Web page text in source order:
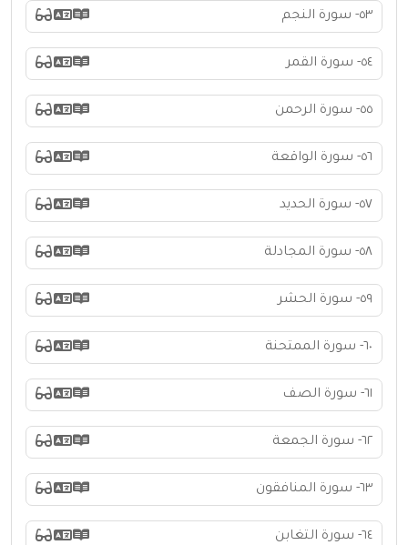
٥٣- سورة النجم
٥٤- سورة القمر
٥٥- سورة الرحمن
٥٦- سورة الواقعة
٥٧- سورة الحديد
٥٨- سورة المجادلة
٥٩- سورة الحشر
٦٠- سورة الممتحنة
٦١- سورة الصف
٦٢- سورة الجمعة
٦٣- سورة المنافقون
٦٤- سورة التغابن